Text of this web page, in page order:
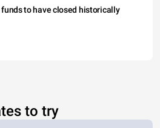
to have closed historically
to try